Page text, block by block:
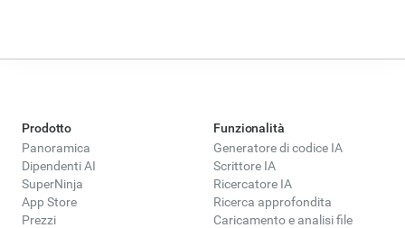
Prodotto
Panoramica
Dipendenti AI
SuperNinja
App Store
Prezzi
Funzionalità
Generatore di codice IA
Scrittore IA
Ricercatore IA
Ricerca approfondita
Caricamento e analisi file